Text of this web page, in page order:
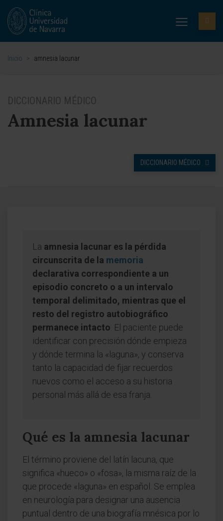
Inicio > amnesia lacunar
DICCIONARIO MÉDICO
Amnesia lacunar
DICCIONARIO MÉDICO
La amnesia lacunar es la pérdida
circunscrita de la memoria
declarativa correspondiente a un
episodio concreto o a un intervalo
temporal delimitado, mientras que el
resto del registro autobiográfico
permanece intacto . El paciente puede
identificar con precisión dónde empieza
y dónde termina la «laguna», y conserva
tanto la capacidad de fijar recuerdos
nuevos como el acceso a su historia
personal más allá de esa franja.
Qué es la amnesia lacunar
El término proviene del latín lacuna, que
significa «hueco» o «fosa», la misma raíz de la
que procede «laguna» en español. Se emplea
en neurología para designar una ausencia
puntual dentro de una biografía mnésica por lo